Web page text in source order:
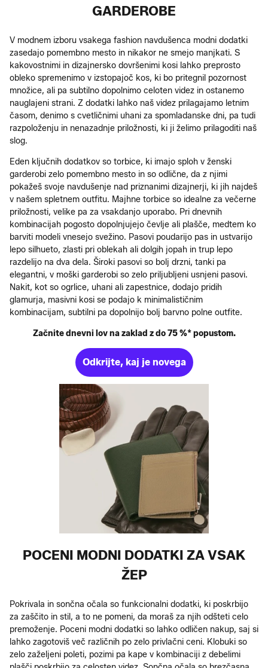
GARDEROBE
V modnem izboru vsakega fashion navdušenca modni dodatki
zasedajo pomembno mesto in nikakor ne smejo manjkati. S
kakovostnimi in dizajnersko dovršenimi kosi lahko preprosto
obleko spremenimo v izstopajoč kos, ki bo pritegnil pozornost
množice, ali pa subtilno dopolnimo celoten videz in ostanemo
nauglajeni strani. Z dodatki lahko naš videz prilagajamo letnim
časom, denimo s cvetličnimi uhani za spomladanske dni, pa tudi
razpoloženju in nenazadnje priložnosti, ki ji želimo prilagoditi naš
slog.
Eden ključnih dodatkov so torbice, ki imajo sploh v ženski
garderobi zelo pomembno mesto in so odlične, da z njimi
pokažeš svoje navdušenje nad priznanimi dizajnerji, ki jih najdeš
v našem spletnem outfitu. Majhne torbice so idealne za večerne
priložnosti, velike pa za vsakdanjo uporabo. Pri dnevnih
kombinacijah pogosto dopolnjujejo čevlje ali plašče, medtem ko
barviti modeli vnesejo svežino. Pasovi poudarijo pas in ustvarijo
lepo silhueto, zlasti pri oblekah ali dolgih jopah in trup lepo
razdelijo na dva dela. Široki pasovi so bolj drzni, tanki pa
elegantni, v moški garderobi so zelo priljubljeni usnjeni pasovi.
Nakit, kot so ogrlice, uhani ali zapestnice, dodajo pridih
glamurja, masivni kosi se podajo k minimalističnim
kombinacijam, subtilni pa dopolnijo bolj barvno polne outfite.
Začnite dnevni lov na zaklad z do 75 %* popustom.
Odkrijte, kaj je novega
POCENI MODNI DODATKI ZA VSAK
ŽEP
Pokrivala in sončna očala so funkcionalni dodatki, ki poskrbijo
za zaščito in stil, a to ne pomeni, da moraš za njih odšteti celo
premoženje. Poceni modni dodatki so lahko odličen nakup, saj si
lahko zagotoviš več različnih po zelo privlačni ceni. Klobuki so
zelo zaželjeni poleti, pozimi pa kape v kombinaciji z debelimi